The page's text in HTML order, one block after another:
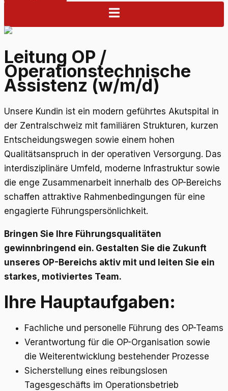
Leitung OP /
Operationstechnische
Assistenz (w/m/d)
Unsere Kundin ist ein modern geführtes Akutspital in
der Zentralschweiz mit familiären Strukturen, kurzen
Entscheidungswegen sowie einem hohen
Qualitätsanspruch in der operativen Versorgung. Das
interdisziplinäre Umfeld, moderne Infrastruktur sowie
die enge Zusammenarbeit innerhalb des OP-Bereichs
schaffen attraktive Rahmenbedingungen für eine
engagierte Führungspersönlichkeit.
Bringen Sie Ihre Führungsqualitäten
gewinnbringend ein. Gestalten Sie die Zukunft
unseres OP-Bereichs aktiv mit und leiten Sie ein
starkes, motiviertes Team.
Ihre Hauptaufgaben:
Fachliche und personelle Führung des OP-Teams
Verantwortung für die OP-Organisation sowie
die Weiterentwicklung bestehender Prozesse
Sicherstellung eines reibungslosen
Tagesgeschäfts im Operationsbetrieb